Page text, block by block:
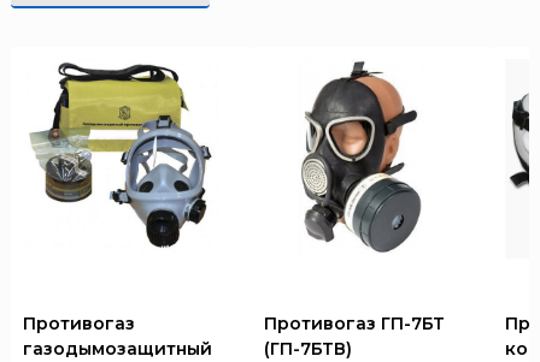
Противогаз
газодымозащитный
Противогаз ГП-7БТ
(ГП-7БТВ)